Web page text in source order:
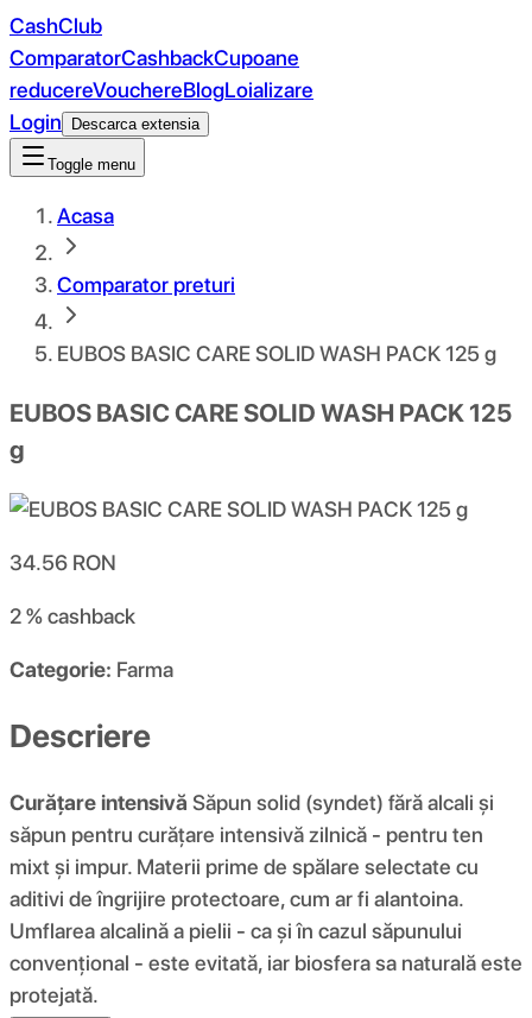
CashClub
ComparatorCashbackCupoane
reducereVouchereBlogLoializare
Login
Descarca extensia
Toggle menu
Acasa
Comparator preturi
EUBOS BASIC CARE SOLID WASH PACK 125 g
EUBOS BASIC CARE SOLID WASH PACK 125
g
34.56 RON
2 %cashback
Categorie: Farma
Descriere
Curățare intensivă Săpun solid (syndet) fără alcali și
săpun pentru curățare intensivă zilnică - pentru ten
mixt și impur. Materii prime de spălare selectate cu
aditivi de îngrijire protectoare, cum ar fi alantoina.
Umflarea alcalină a pielii - ca și în cazul săpunului
convențional - este evitată, iar biosfera sa naturală este
protejată.